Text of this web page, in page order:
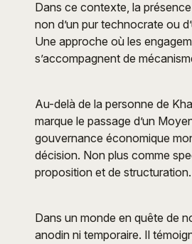
Dans ce contexte, la
non d’un pur technocrate ou
Une approche où les
s’accompagnent de
Au-delà de la personne de
marque le passage d’un
gouvernance économique
décision. Non plus comme
proposition et de structuration.
Dans un monde en quête de
anodin ni temporaire. Il